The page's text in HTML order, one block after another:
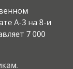
А-3 на 8-и
7 000